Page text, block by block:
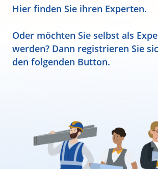
Hier finden Sie ihren Experten.
Oder möchten Sie selbst als
werden? Dann registrieren Sie
den folgenden Button.